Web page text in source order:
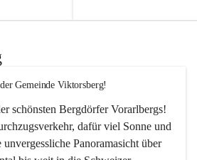
Gemeinde Viktorsberg!
schönsten Bergdörfer Vorarlbergs!
dafür viel Sonne und
Panoramasicht über